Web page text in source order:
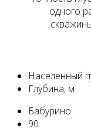
одного
Населенный
Глубина, м
Бабурино
90